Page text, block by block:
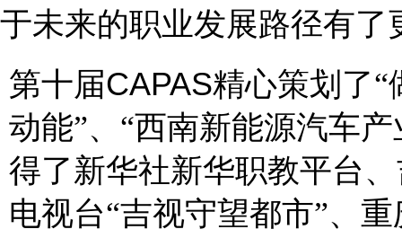
于未来的职业发展路径有了
第十届CAPAS精心策划了“
动能”、“西南新能源汽车
得了新华社新华职教平台
电视台“吉视守望都市”、